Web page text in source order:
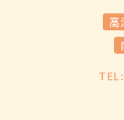
高
TEL: